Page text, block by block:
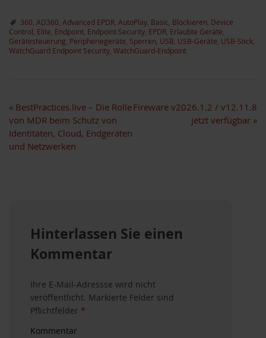
360 AD360 Advanced EPDR AutoPlay Basic Blockieren Device
Control Elite Endpoint Endpoint Security EPDR Erlaubte Geräte
Gerätesteuerung Peripheriegeräte Sperren USB USB-Geräte USB-Stick
WatchGuard Endpoint Security WatchGuard-Endpoint
« BestPractices.live – Die Rolle
von MDR beim Schutz von
Identitäten, Cloud, Endgeräten
und Netzwerken
Fireware v2026.1.2 / v12.11.8
jetzt verfügbar »
Hinterlassen Sie einen
Kommentar
Ihre E-Mail-Adressse wird nicht
veröffentlicht. Markierte Felder sind
Pflichtfelder *
Kommentar